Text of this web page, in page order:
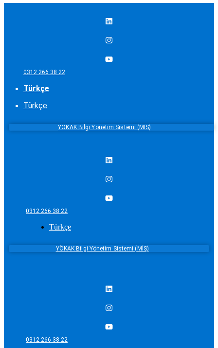
0312 266 38 22
Türkçe
Türkçe
YÖKAK Bilgi Yönetim Sistemi (MİS)
0312 266 38 22
Türkçe
YÖKAK Bilgi Yönetim Sistemi (MİS)
0312 266 38 22